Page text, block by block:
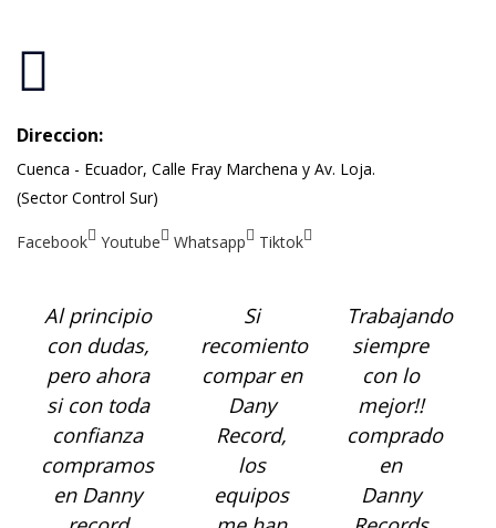
Direccion:
Cuenca - Ecuador, Calle Fray Marchena y Av. Loja.
(Sector Control Sur)
Facebook Youtube Whatsapp Tiktok
Al principio
con dudas,
pero ahora
si con toda
confianza
compramos
en Danny
Si
recomiento
compar en
Dany
Record,
los
equipos
Trabajando
siempre
con lo
mejor!!
comprado
en
Danny